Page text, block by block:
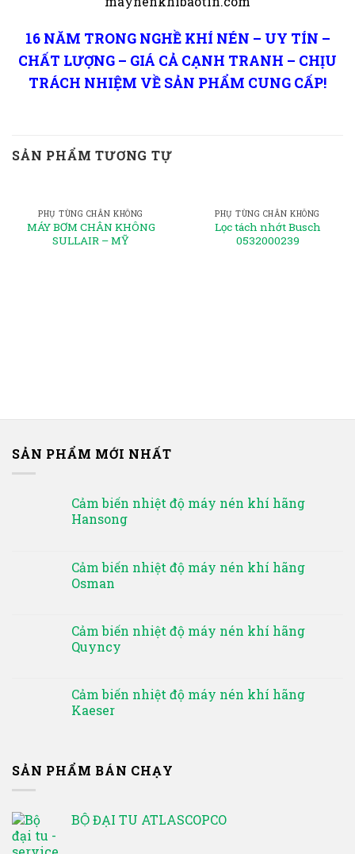
16 NĂM TRONG NGHỀ KHÍ NÉN – UY TÍN –
CHẤT LƯỢNG – GIÁ CẢ CẠNH TRANH – CHỊU
TRÁCH NHIỆM VỀ SẢN PHẨM CUNG CẤP!
SẢN PHẨM TƯƠNG TỰ
PHỤ TÙNG CHÂN KHÔNG
MÁY BƠM CHÂN KHÔNG
SULLAIR – MỸ
PHỤ TÙNG CHÂN KHÔNG
Lọc tách nhớt Busch
0532000239
SẢN PHẨM MỚI NHẤT
Cảm biến nhiệt độ máy nén khí hãng
Hansong
Cảm biến nhiệt độ máy nén khí hãng
Osman
Cảm biến nhiệt độ máy nén khí hãng
Quyncy
Cảm biến nhiệt độ máy nén khí hãng
Kaeser
SẢN PHẨM BÁN CHẠY
BỘ ĐẠI TU ATLASCOPCO